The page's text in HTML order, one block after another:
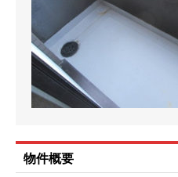
物件概要